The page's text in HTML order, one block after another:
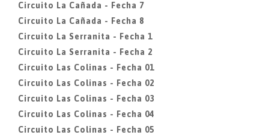
Circuito La Cañada - Fecha 7
Circuito La Cañada - Fecha 8
Circuito La Serranita - Fecha 1
Circuito La Serranita - Fecha 2
Circuito Las Colinas - Fecha 01
Circuito Las Colinas - Fecha 02
Circuito Las Colinas - Fecha 03
Circuito Las Colinas - Fecha 04
Circuito Las Colinas - Fecha 05